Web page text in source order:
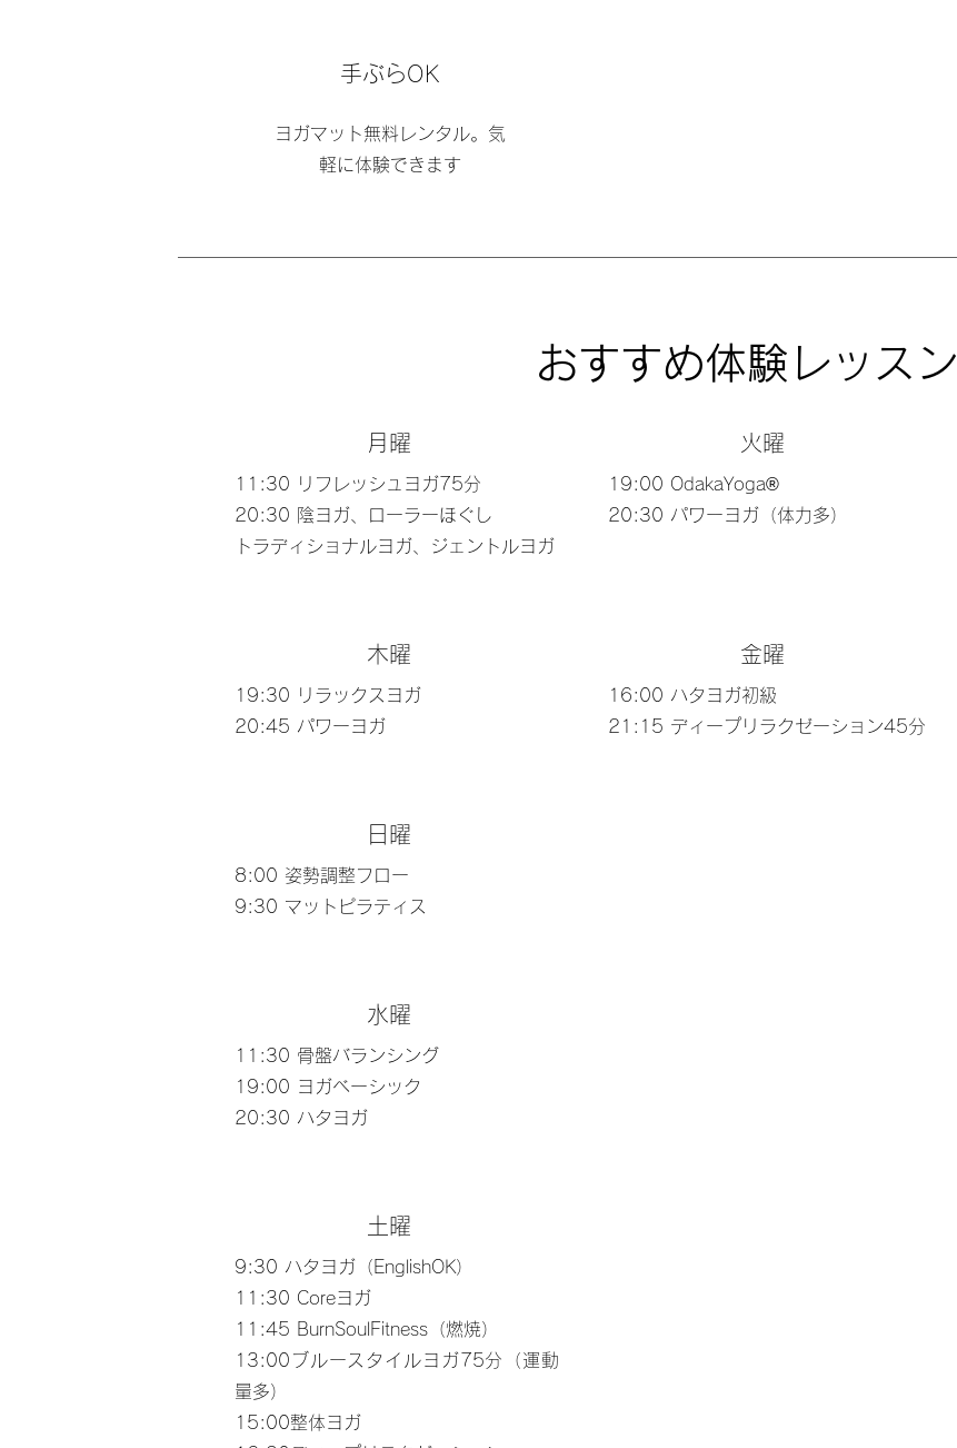
​手ぶらOK
ヨガマット無料レンタル。気
軽に体験できます
おすすめ体験レッスン
​月曜
11:30 リフレッシュヨガ75分
20:30 陰ヨガ、ローラーほぐし​
トラディショナルヨガ、ジェントルヨガ
木曜
19:30 リラックスヨガ
20:45 パワーヨガ​
日曜
8:00 姿勢調整フロー
​9:30 マットピラティス
火曜
19:00 OdakaYoga®︎
20:30 パワーヨガ（体力多）
金曜
16:00 ハタヨガ初級​
21:15 ディープリラクゼーション45分
水曜
11:30 骨盤バランシング
​19:00 ヨガベーシック
20:30 ハタヨガ
土曜
9:30 ハタヨガ（EnglishOK）
11:30 Coreヨガ
11:45 BurnSoulFitness（燃焼）
13:00ブルースタイルヨガ75分（運動
量多）
15:00整体ヨガ